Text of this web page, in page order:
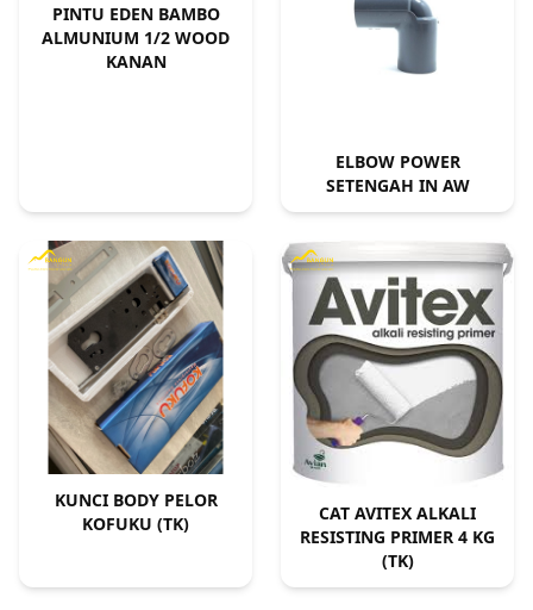
PINTU EDEN BAMBO
ALMUNIUM 1/2 WOOD
KANAN
ELBOW POWER
SETENGAH IN AW
KUNCI BODY PELOR
KOFUKU (TK)
CAT AVITEX ALKALI
RESISTING PRIMER 4 KG
(TK)